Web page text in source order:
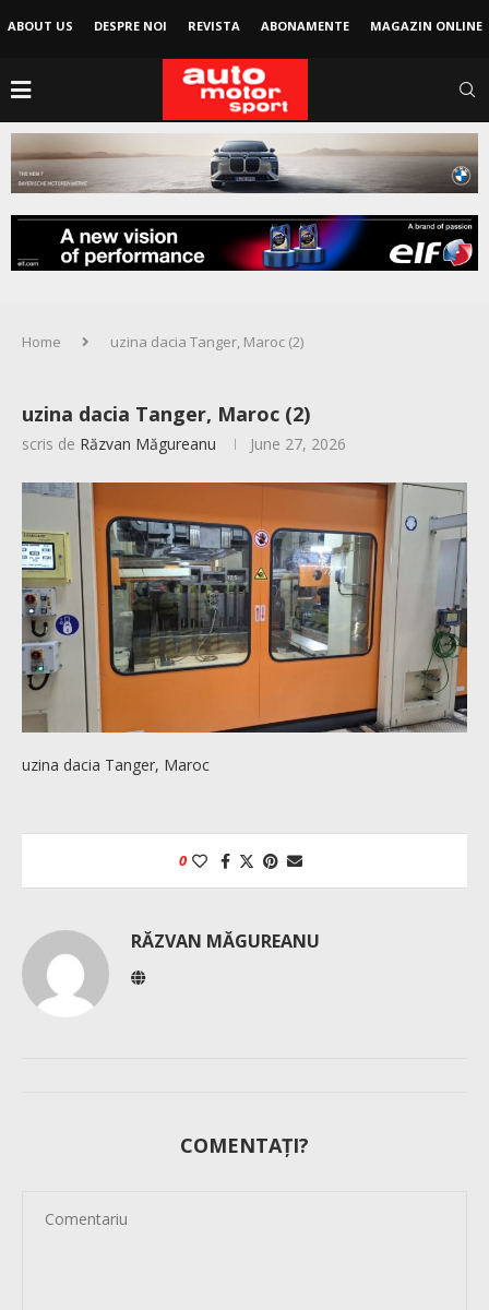
ABOUT US DESPRE NOI REVISTA ABONAMENTE MAGAZIN ONLINE
Home uzina dacia Tanger, Maroc (2)
uzina dacia Tanger, Maroc (2)
scris de Răzvan Măgureanu June 27, 2026
uzina dacia Tanger, Maroc
0
RĂZVAN MĂGUREANU
COMENTAȚI?